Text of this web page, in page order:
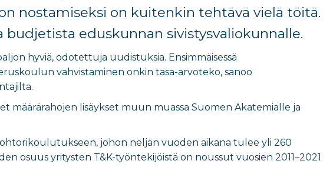
nostamiseksi on kuitenkin tehtävä vielä töitä.
eduskunnan sivistysvaliokunnalle.
hyviä, odotettuja uudistuksia. Ensimmäisessä
vahvistaminen onkin tasa-arvoteko, sanoo
määrärahojen lisäykset muun muassa Suomen Akatemialle ja
johon neljän vuoden aikana tulee yli 260
osuus yritysten T&K-työntekijöistä on noussut vuosien 2011–2021